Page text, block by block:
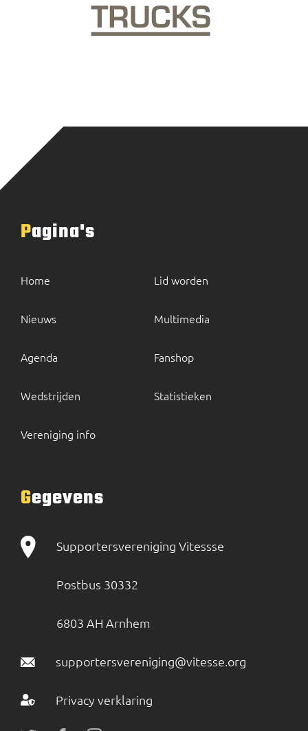
Pagina's
Home
Nieuws
Agenda
Wedstrijden
Vereniging info
Lid worden
Multimedia
Fanshop
Statistieken
Gegevens
Supportersvereniging Vitessse
Postbus 30332
6803 AH Arnhem
supportersvereniging@vitesse.org
Privacy verklaring